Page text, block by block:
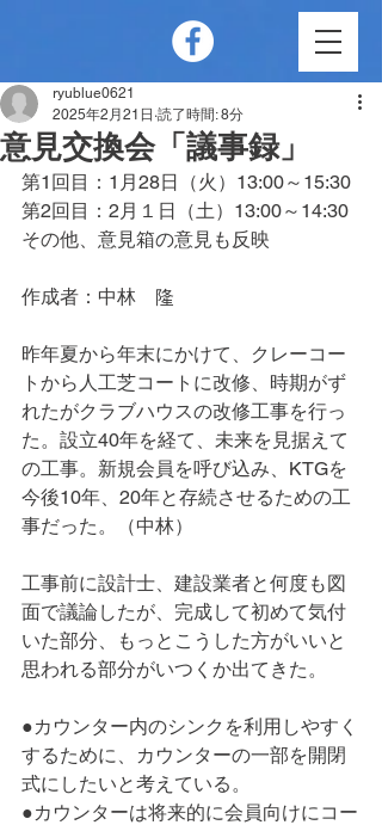
意見交換会「議事録」
ryublue0621
2025年2月21日 読了時間: 8分
第1回目：1月28日（火）13:00～15:30
第2回目：2月１日（土）13:00～14:30
その他、意見箱の意見も反映
作成者：中林　隆
昨年夏から年末にかけて、クレーコー
トから人工芝コートに改修、時期がず
れたがクラブハウスの改修工事を行っ
た。設立40年を経て、未来を見据えて
の工事。新規会員を呼び込み、KTGを
今後10年、20年と存続させるための工
事だった。（中林）
工事前に設計士、建設業者と何度も図
面で議論したが、完成して初めて気付
いた部分、もっとこうした方がいいと
思われる部分がいつくか出てきた。
●カウンター内のシンクを利用しやすく
するために、カウンターの一部を開閉
式にしたいと考えている。
●カウンターは将来的に会員向けにコー